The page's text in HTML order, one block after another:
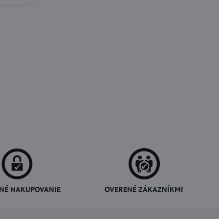
NAKUPOVANIE OVERENÉ ZÁKAZNÍKMI